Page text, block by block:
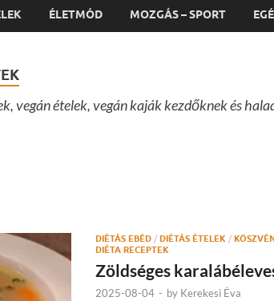
ÉLETMÓD MOZGÁS – SPORT
vegán ételek, vegán kaják kezdőknek és
DIÉTÁS EBÉD / DIÉTÁS ÉTELEK /
DIÉTA RECEPTEK
Zöldséges
2025-08-04 - by Kerekesi Éva